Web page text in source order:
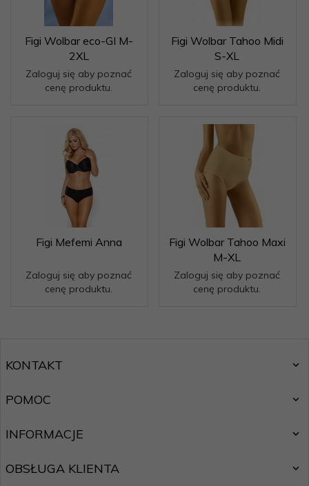
Figi Wolbar eco-GI M-
2XL
Zaloguj się aby poznać
cenę produktu.
Figi Wolbar Tahoo Midi
S-XL
Zaloguj się aby poznać
cenę produktu.
Figi Mefemi Anna
Zaloguj się aby poznać
cenę produktu.
Figi Wolbar Tahoo Maxi
M-XL
Zaloguj się aby poznać
cenę produktu.
KONTAKT
POMOC
INFORMACJE
OBSŁUGA KLIENTA